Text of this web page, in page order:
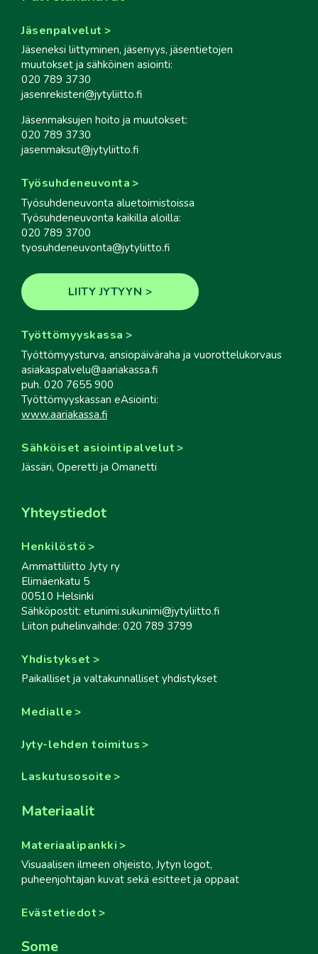
Jäsenpalvelut
Jäseneksi liittyminen, jäsenyys, jäsentietojen
muutokset ja sähköinen asiointi:
020 789 3730
jasenrekisteri@jytyliitto.fi
Jäsenmaksujen hoito ja muutokset:
020 789 3730
jasenmaksut@jytyliitto.fi
Työsuhdeneuvonta
Työsuhdeneuvonta aluetoimistoissa
Työsuhdeneuvonta kaikilla aloilla:
020 789 3700
tyosuhdeneuvonta@jytyliitto.fi
LIITY JYTYYN
Työttömyyskassa
Työttömyysturva, ansiopäiväraha ja vuorottelukorvaus
asiakaspalvelu@aariakassa.fi
puh. 020 7655 900
Työttömyyskassan eAsiointi:
www.aariakassa.fi
Sähköiset asiointipalvelut
Jässäri, Operetti ja Omanetti
Yhteystiedot
Henkilöstö
Ammattiliitto Jyty ry
Elimäenkatu 5
00510 Helsinki
Sähköpostit: etunimi.sukunimi@jytyliitto.fi
Liiton puhelinvaihde: 020 789 3799
Yhdistykset
Paikalliset ja valtakunnalliset yhdistykset
Medialle
Jyty-lehden toimitus
Laskutusosoite
Materiaalit
Materiaalipankki
Visuaalisen ilmeen ohjeisto, Jytyn logot,
puheenjohtajan kuvat sekä esitteet ja oppaat
Evästetiedot
Some